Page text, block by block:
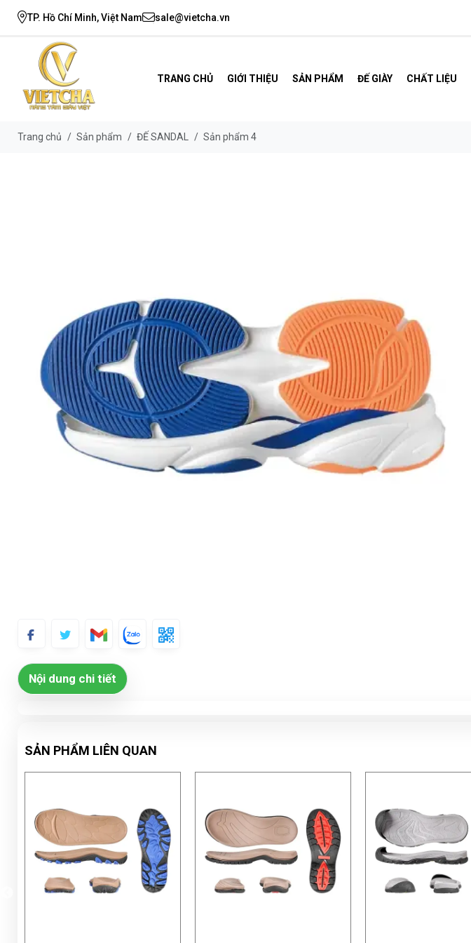
TP. Hồ Chí Minh, Việt Nam sale@vietcha.vn
TRANG CHỦ GIỚI THIỆU SẢN PHẨM ĐẾ GIÀY CHẤT LIỆU
Trang chủ / Sản phẩm / ĐẾ SANDAL / Sản phẩm 4
Nội dung chi tiết
SẢN PHẨM LIÊN QUAN